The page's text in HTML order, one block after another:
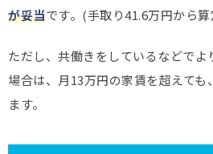
が妥当です。(手取り41.6万円から算
ただし、共働きをしているなどでよ
場合は、月13万円の家賃を超えて
ます。